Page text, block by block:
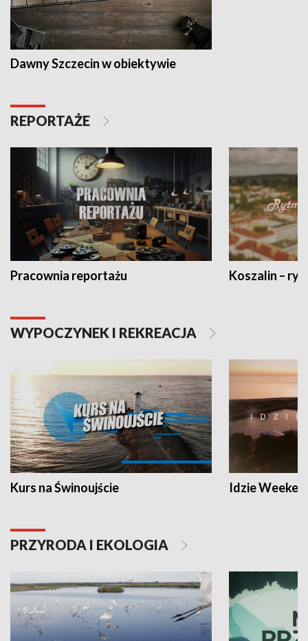
Dawny Szczecin w obiektywie
REPORTAŻE
Pracownia reportażu Koszalin –
WYPOCZYNEK I REKREACJA
Kurs na Świnoujście Idzie
PRZYRODA I EKOLOGIA